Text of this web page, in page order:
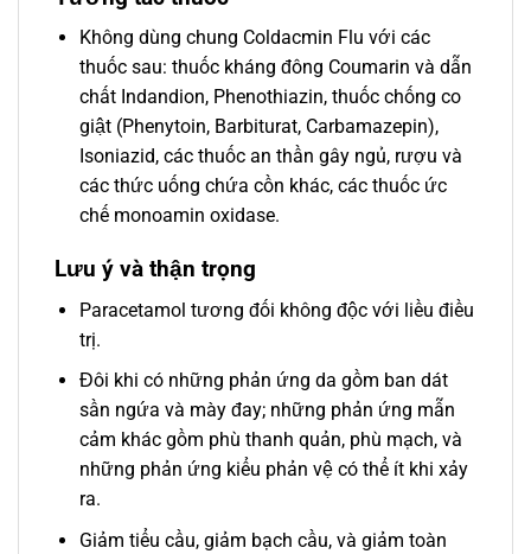
Không dùng chung Coldacmin Flu với các
thuốc sau: thuốc kháng đông Coumarin và dẫn
chất Indandion, Phenothiazin, thuốc chống co
giật (Phenytoin, Barbiturat, Carbamazepin),
Isoniazid, các thuốc an thần gây ngủ, rượu và
các thức uống chứa cồn khác, các thuốc ức
chế monoamin oxidase.
Lưu ý và thận trọng
Paracetamol tương đối không độc với liều điều
trị.
Đôi khi có những phản ứng da gồm ban dát
sần ngứa và mày đay; những phản ứng mẫn
cảm khác gồm phù thanh quản, phù mạch, và
những phản ứng kiểu phản vệ có thể ít khi xảy
ra.
Giảm tiểu cầu, giảm bạch cầu, và giảm toàn